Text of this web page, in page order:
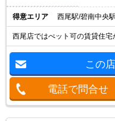
得意エリア 西尾駅/碧南中央
西尾店ではぺット可の賃貸住
この
電話で問合せ